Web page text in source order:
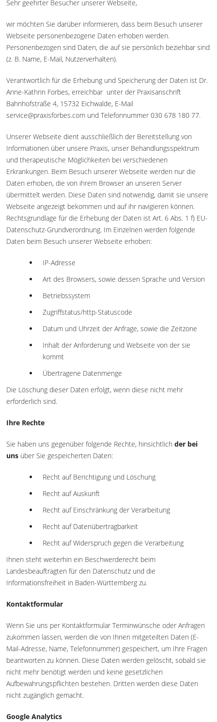
Sehr geehrter Besucher unserer Webseite,
wir möchten Sie darüber informieren, dass beim Besuch unserer
Webseite personenbezogene Daten erhoben werden.
Personenbezogen sind Daten, die auf sie persönlich beziehbar sind
(z. B. Name, E-Mail, Nutzerverhalten).
Verantwortlich für die Erhebung und Speicherung der Daten ist Dr.
Anne-Kathrin Forbes, erreichbar unter der Praxisanschrift
Bahnhofstraße 4, 15732 Eichwalde, E-Mail
service@praxisforbes.com und Telefonnummer 030 678 180 77.
Unserer Webseite dient ausschließlich der Bereitstellung von
Informationen über unsere Praxis, unser Behandlungsspektrum
und therapeutische Möglichkeiten bei verschiedenen
Erkrankungen. Beim Besuch unserer Webseite werden nur die
Daten erhoben, die von ihrem Browser an unseren Server
übermittelt werden. Diese Daten sind notwendig, damit sie unsere
Webseite angezeigt bekommen und auf ihr navigieren können.
Rechtsgrundlage für die Erhebung der Daten ist Art. 6 Abs. 1 f) EU-
Datenschutz-Grundverordnung. Im Einzelnen werden folgende
Daten beim Besuch unserer Webseite erhoben:
IP-Adresse
Art des Browsers, sowie dessen Sprache und Version
Betriebssystem
Zugriffstatus/http-Statuscode
Datum und Uhrzeit der Anfrage, sowie die Zeitzone
Inhalt der Anforderung und Webseite von der sie
kommt
Übertragene Datenmenge
Die Löschung dieser Daten erfolgt, wenn diese nicht mehr
erforderlich sind.
Ihre Rechte
Sie haben uns gegenüber folgende Rechte, hinsichtlichder bei
uns über Sie gespeicherten Daten:
Recht auf Berichtigung und Löschung
Recht auf Auskunft
Recht auf Einschränkung der Verarbeitung
Recht auf Datenübertragbarkeit
Recht auf Widerspruch gegen die Verarbeitung
Ihnen steht weiterhin ein Beschwerderecht beim
Landesbeauftragten für den Datenschutz und die
Informationsfreiheit in Baden-Württemberg zu.
Kontaktformular
Wenn Sie uns per Kontaktformular Terminwünsche oder Anfragen
zukommen lassen, werden die von Ihnen mitgeteilten Daten (E-
Mail-Adresse, Name, Telefonnummer) gespeichert, um Ihre Fragen
beantworten zu können. Diese Daten werden gelöscht, sobald sie
nicht mehr benötigt werden und keine gesetzlichen
Aufbewahrungspflichten bestehen. Dritten werden diese Daten
nicht zugänglich gemacht.
Google Analytics